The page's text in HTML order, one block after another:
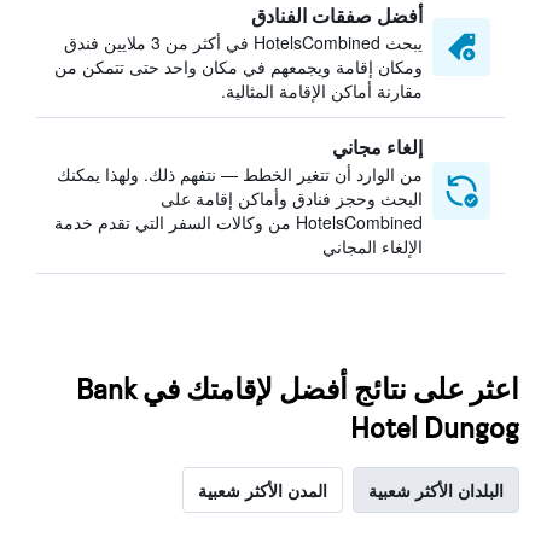
أفضل صفقات الفنادق
يبحث HotelsCombined في أكثر من 3 ملايين فندق
ومكان إقامة ويجمعهم في مكان واحد حتى تتمكن من
مقارنة أماكن الإقامة المثالية.
إلغاء مجاني
من الوارد أن تتغير الخطط — نتفهم ذلك. ولهذا يمكنك
البحث وحجز فنادق وأماكن إقامة على
HotelsCombined من وكالات السفر التي تقدم خدمة
الإلغاء المجاني
اعثر على نتائج أفضل لإقامتك في Bank
Hotel Dungog
البلدان الأكثر شعبية المدن الأكثر شعبية